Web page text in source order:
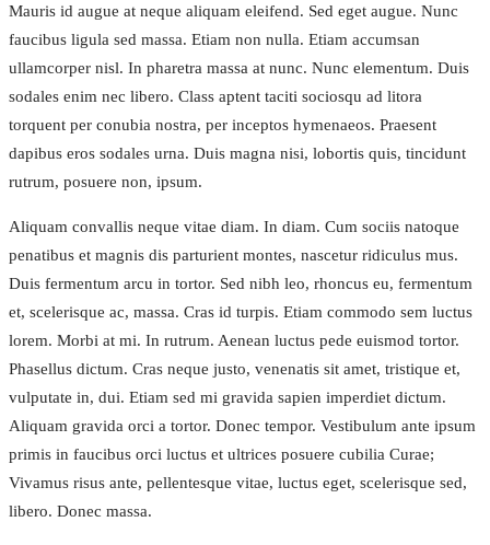
Mauris id augue at neque aliquam eleifend. Sed eget augue. Nunc
faucibus ligula sed massa. Etiam non nulla. Etiam accumsan
ullamcorper nisl. In pharetra massa at nunc. Nunc elementum. Duis
sodales enim nec libero. Class aptent taciti sociosqu ad litora
torquent per conubia nostra, per inceptos hymenaeos. Praesent
dapibus eros sodales urna. Duis magna nisi, lobortis quis, tincidunt
rutrum, posuere non, ipsum.
Aliquam convallis neque vitae diam. In diam. Cum sociis natoque
penatibus et magnis dis parturient montes, nascetur ridiculus mus.
Duis fermentum arcu in tortor. Sed nibh leo, rhoncus eu, fermentum
et, scelerisque ac, massa. Cras id turpis. Etiam commodo sem luctus
lorem. Morbi at mi. In rutrum. Aenean luctus pede euismod tortor.
Phasellus dictum. Cras neque justo, venenatis sit amet, tristique et,
vulputate in, dui. Etiam sed mi gravida sapien imperdiet dictum.
Aliquam gravida orci a tortor. Donec tempor. Vestibulum ante ipsum
primis in faucibus orci luctus et ultrices posuere cubilia Curae;
Vivamus risus ante, pellentesque vitae, luctus eget, scelerisque sed,
libero. Donec massa.